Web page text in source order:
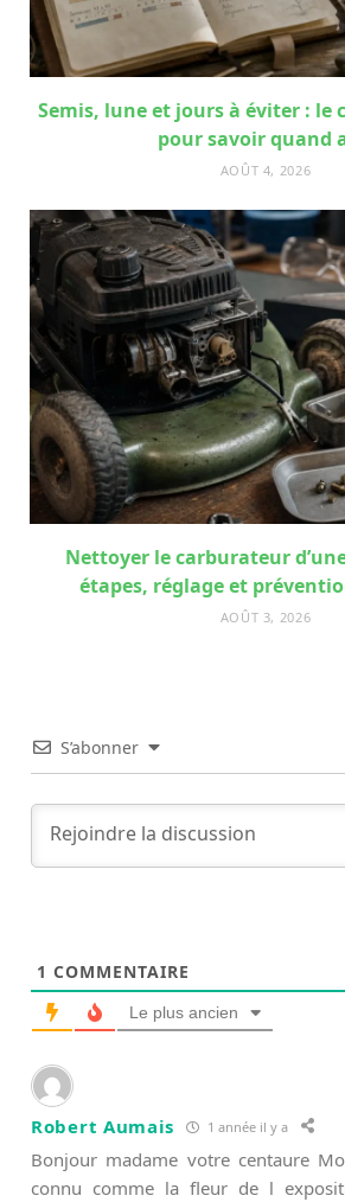
Semis, lune et jours à éviter : le
pour savoir quand
AOÛT 4, 2026
Nettoyer le carburateur
étapes, réglage et
AOÛT 3, 2026
S’abonner
1 COMMENTAIRE
Le plus ancien
Robert Aumais 1 année il y a
Bonjour madame votre centaure
connu comme la fleur de l